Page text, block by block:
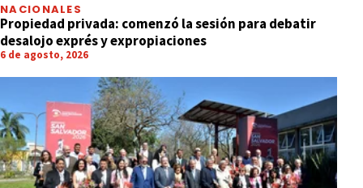
NACIONALES
Propiedad privada: comenzó la sesión para debatir
desalojo exprés y expropiaciones
6 de agosto, 2026